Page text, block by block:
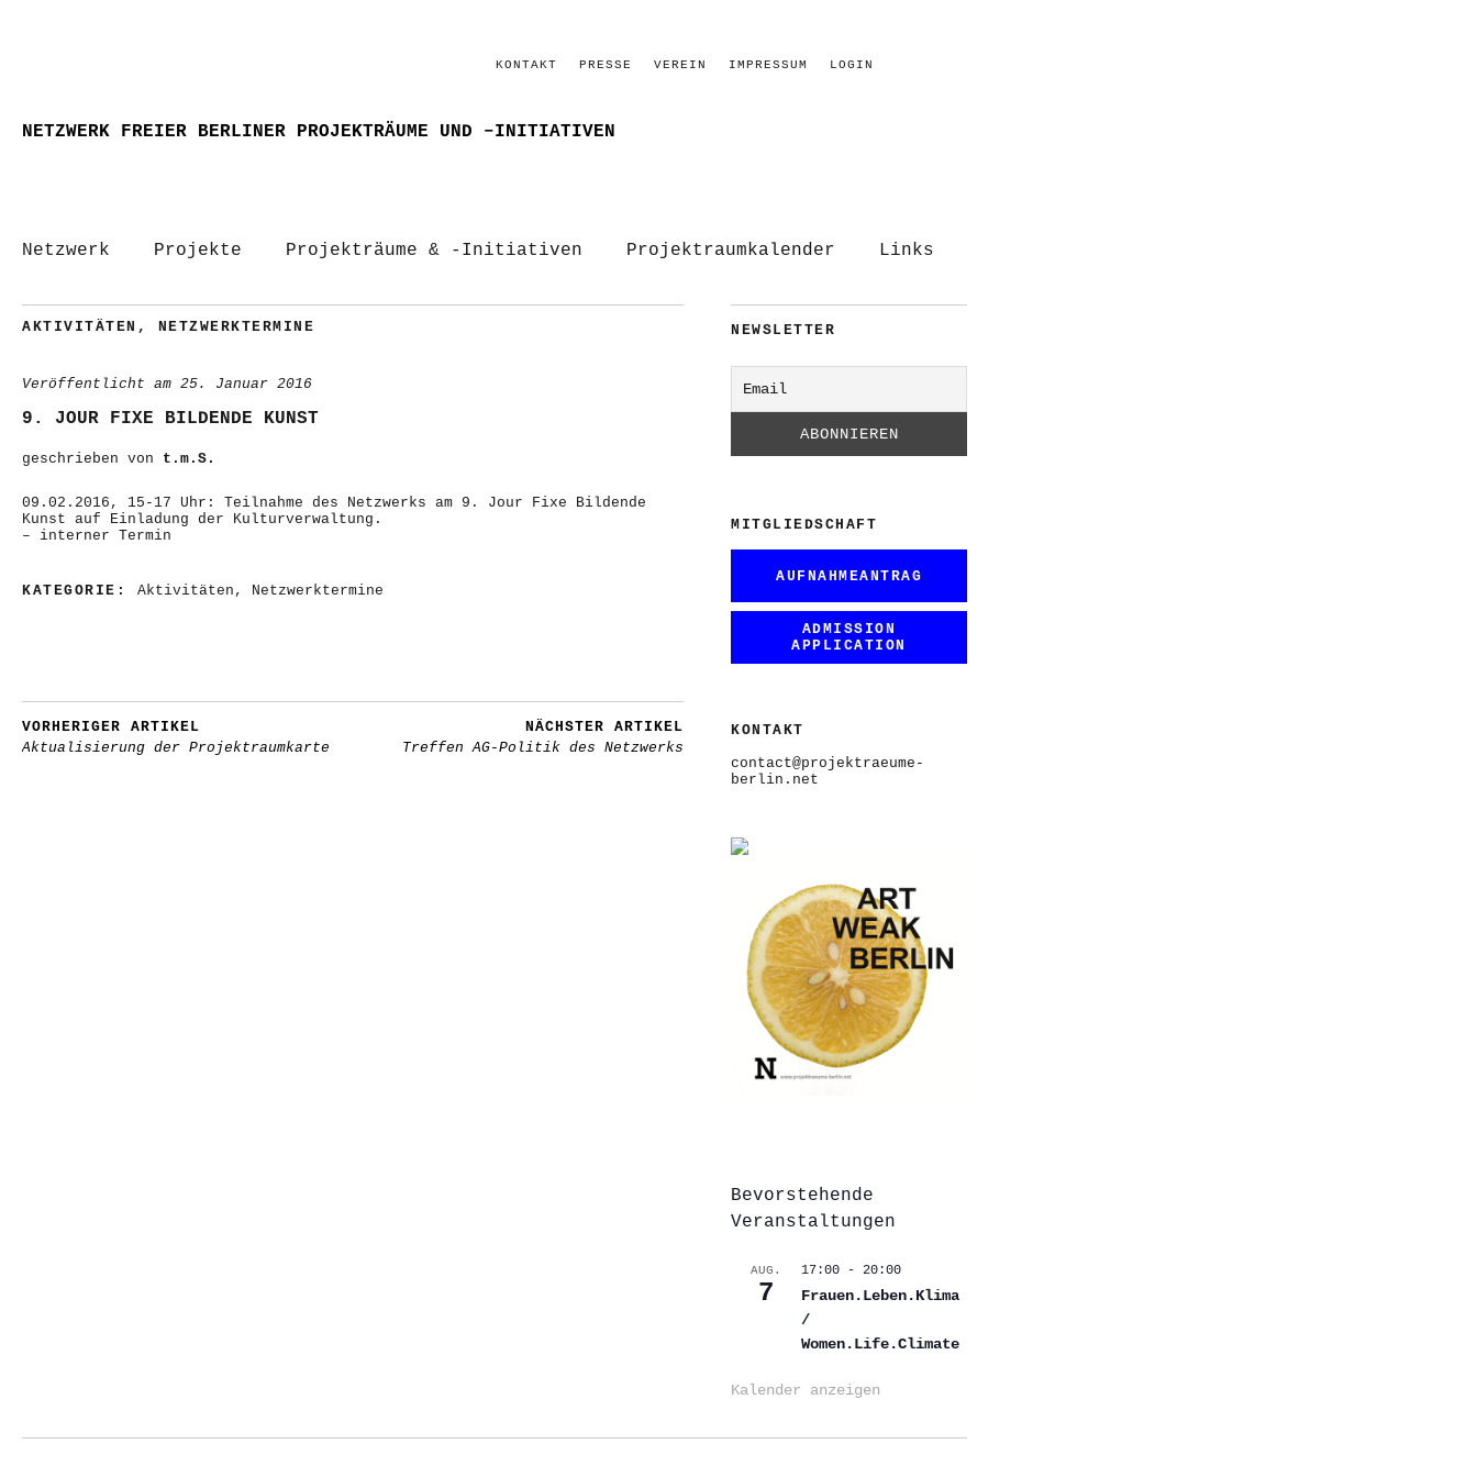
KONTAKT PRESSE VEREIN IMPRESSUM LOGIN
NETZWERK FREIER BERLINER PROJEKTRÄUME UND –INITIATIVEN
Netzwerk Projekte Projekträume & -Initiativen Projektraumkalender Links
AKTIVITÄTEN , NETZWERKTERMINE
Veröffentlicht am 25. Januar 2016
9. JOUR FIXE BILDENDE KUNST
geschrieben von t.m.S.
09.02.2016, 15-17 Uhr: Teilnahme des Netzwerks am 9. Jour Fixe Bildende
Kunst auf Einladung der Kulturverwaltung.
– interner Termin
KATEGORIE: Aktivitäten , Netzwerktermine
VORHERIGER ARTIKEL
Aktualisierung der Projektraumkarte
NÄCHSTER ARTIKEL
Treffen AG-Politik des Netzwerks
NEWSLETTER
MITGLIEDSCHAFT
AUFNAHMEANTRAG
ADMISSION
APPLICATION
KONTAKT
contact@projektraeume-
berlin.net
Bevorstehende
Veranstaltungen
AUG.
7
17:00 - 20:00
Frauen.Leben.Klima
/
Women.Life.Climate
Kalender anzeigen